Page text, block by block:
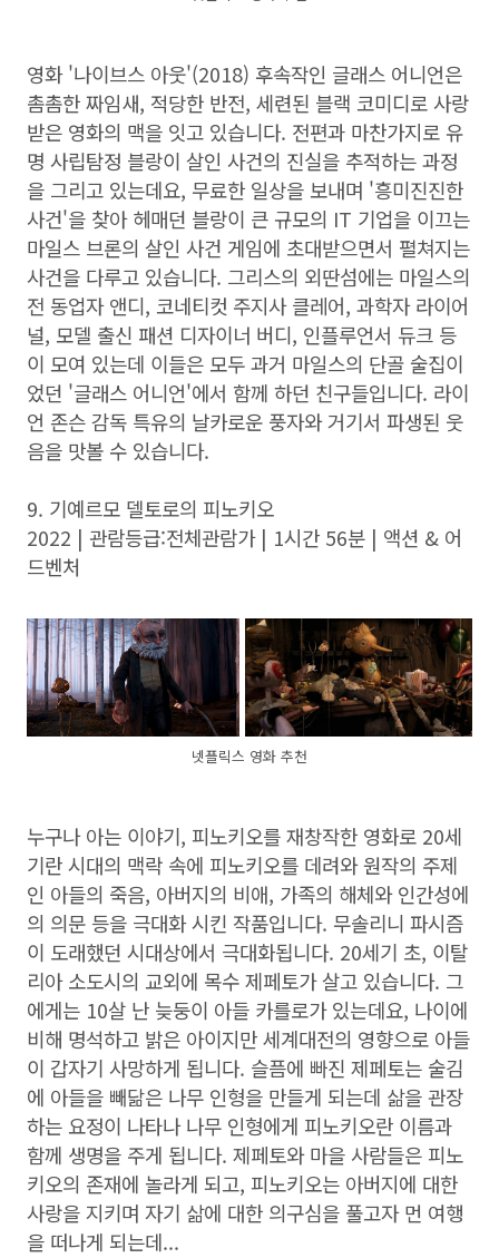
영화 '나이브스 아웃'(2018) 후속작인 글래스 어니언은
촘촘한 짜임새, 적당한 반전, 세련된 블랙 코미디로 사랑
받은 영화의 맥을 잇고 있습니다. 전편과 마찬가지로 유
명 사립탐정 블랑이 살인 사건의 진실을 추적하는 과정
을 그리고 있는데요, 무료한 일상을 보내며 '흥미진진한
사건'을 찾아 헤매던 블랑이 큰 규모의 IT 기업을 이끄는
마일스 브론의 살인 사건 게임에 초대받으면서 펼쳐지는
사건을 다루고 있습니다. 그리스의 외딴섬에는 마일스의
전 동업자 앤디, 코네티컷 주지사 클레어, 과학자 라이어
널, 모델 출신 패션 디자이너 버디, 인플루언서 듀크 등
이 모여 있는데 이들은 모두 과거 마일스의 단골 술집이
었던 '글래스 어니언'에서 함께 하던 친구들입니다. 라이
언 존슨 감독 특유의 날카로운 풍자와 거기서 파생된 웃
음을 맛볼 수 있습니다.
9. 기예르모 델토로의 피노키오
2022 | 관람등급:전체관람가 | 1시간 56분 | 액션 & 어
드벤처
넷플릭스 영화 추천
누구나 아는 이야기, 피노키오를 재창작한 영화로 20세
기란 시대의 맥락 속에 피노키오를 데려와 원작의 주제
인 아들의 죽음, 아버지의 비애, 가족의 해체와 인간성에
의 의문 등을 극대화 시킨 작품입니다. 무솔리니 파시즘
이 도래했던 시대상에서 극대화됩니다. 20세기 초, 이탈
리아 소도시의 교외에 목수 제페토가 살고 있습니다. 그
에게는 10살 난 늦둥이 아들 카를로가 있는데요, 나이에
비해 명석하고 밝은 아이지만 세계대전의 영향으로 아들
이 갑자기 사망하게 됩니다. 슬픔에 빠진 제페토는 술김
에 아들을 빼닮은 나무 인형을 만들게 되는데 삶을 관장
하는 요정이 나타나 나무 인형에게 피노키오란 이름과
함께 생명을 주게 됩니다. 제페토와 마을 사람들은 피노
키오의 존재에 놀라게 되고, 피노키오는 아버지에 대한
사랑을 지키며 자기 삶에 대한 의구심을 풀고자 먼 여행
을 떠나게 되는데...